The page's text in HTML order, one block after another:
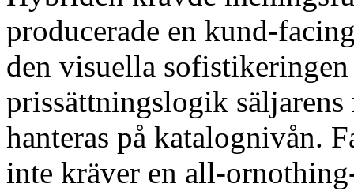
producerade en kund-
den visuella
prissättningslogik
hanteras på katalognivån.
inte kräver en all-